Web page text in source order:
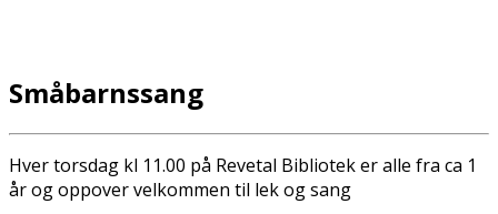
Småbarnssang
Hver torsdag kl 11.00 på Revetal Bibliotek er alle fra ca 1
år og oppover velkommen til lek og sang